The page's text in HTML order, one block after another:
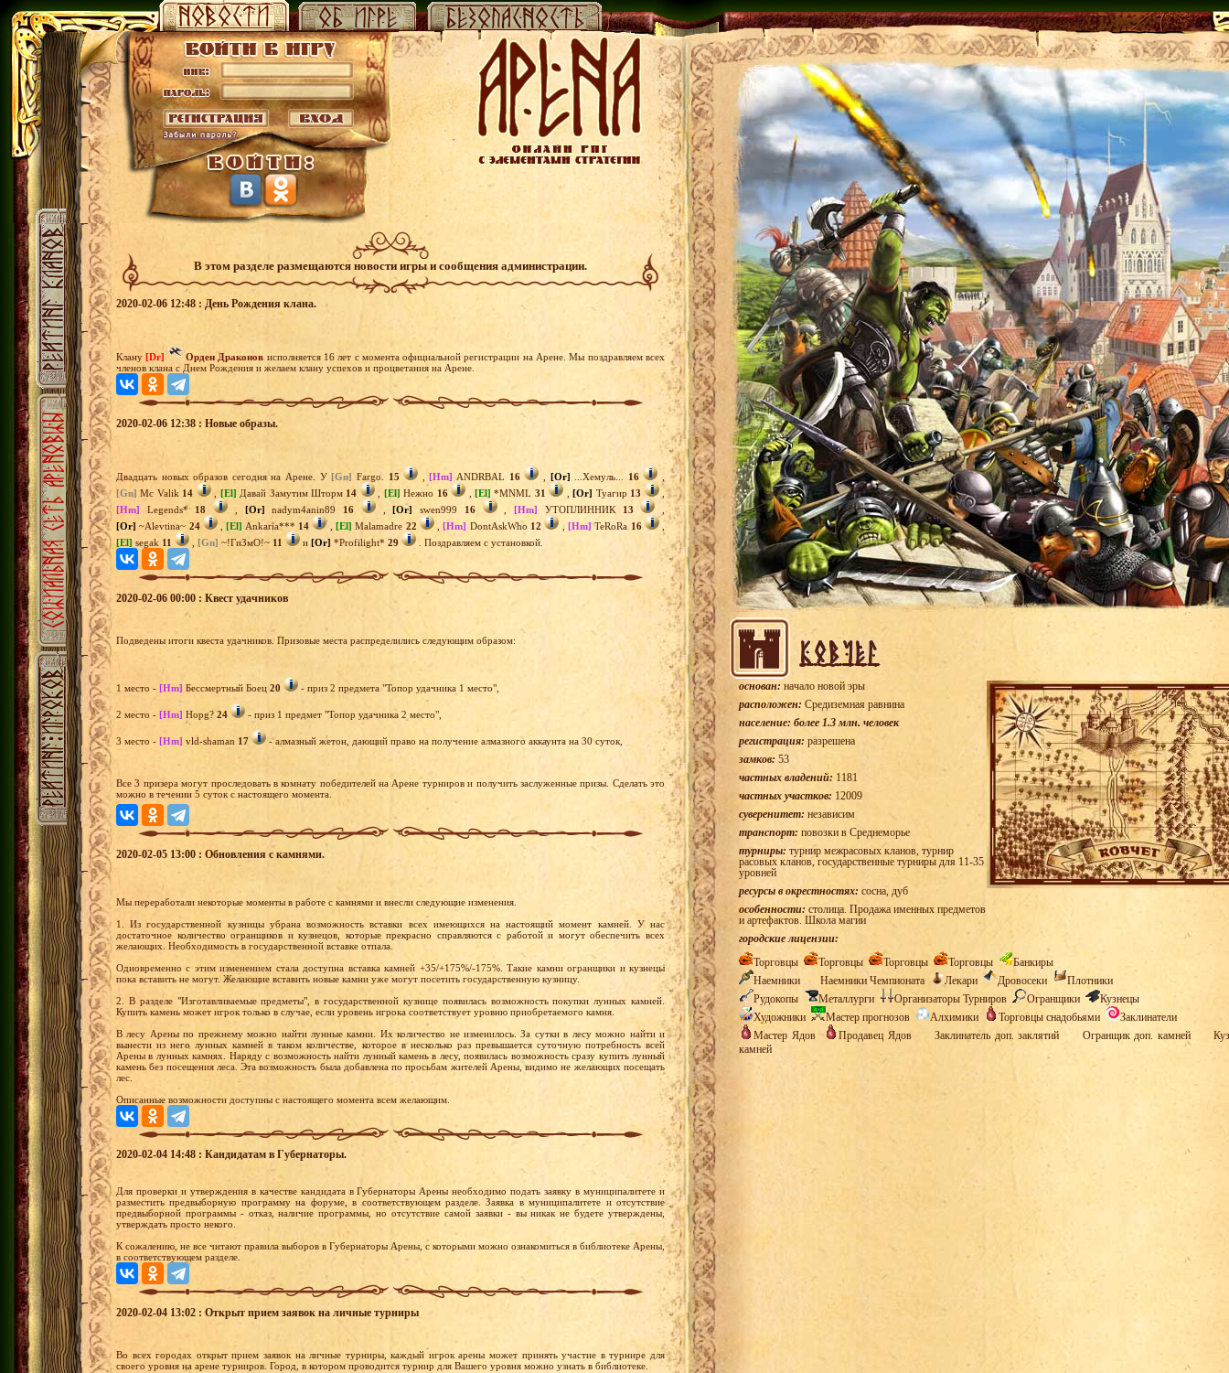
В этом разделе размещаются новости игры и сообщения администрации.
2020-02-06 12:48 : День Рождения клана.
Клану[Dr] Орден Драконов исполняется 16 лет с момента официальной регистрации на Арене. Мы поздравляем всех
членов клана с Днем Рождения и желаем клану успехов и процветания на Арене.
2020-02-06 12:38 : Новые образы.
Двадцать новых образов сегодня на Арене. У[Gn] Fargo. 15 ,[Hm] ANDRBAL 16 [Or] ...Хемуль... 16
[Gn] Mc Valik 14 , [El] Давай Замутим Шторм 14 , [El] Нежно 16 ,[El] *MNML 31 ,[Or] Туагир 13
,
[Hm] Legends* 18 [Or] nadym4anin89 16 ,[Or] swen999 16 ,[Hm] УТОПЛИННИК 13
[Or] ~Alevtina~ 24 ,[El] Ankaria*** 14 , [El] Malamadre 22 ,[Hm] DontAskWho 12 [Hm] TeRoRa 16
,
[El] segak 11 [Gn] ~!ГиЗмО!~ 11 и [Or] *Profilight* 29 . Поздравляем с установкой.
2020-02-06 00:00 : Квест удачников
Подведены итоги квеста удачников. Призовые места распределились следующим образом:
1 место - [Hm] Бессмертный Боец 20 - приз 2 предмета "Топор удачника 1 место",
2 место - [Hm] Hopg? 24 - приз 1 предмет "Топор удачника 2 место",
3 место - [Hm] vld-shaman 17 - алмазный жетон, дающий право на получение алмазного аккаунта на 30 суток,
Все 3 призера могут проследовать в комнату победителей на Арене турниров и получить заслуженные призы. Сделать это
можно в течении 5 суток с настоящего момента.
2020-02-05 13:00 : Обновления с камнями.
Мы переработали некоторые моменты в работе с камнями и внесли следующие изменения.
1. Из государственной кузницы убрана возможность вставки всех имеющихся на настоящий момент камней. У нас
достаточное количество огранщиков и кузнецов, которые прекрасно справляются с работой и могут обеспечить всех
желающих. Необходимость в государственной вставке отпала.
Одновременно с этим изменением стала доступна вставка камней +35/+175%/-175%. Такие камни огранщики и кузнецы
пока вставить не могут. Желающие вставить новые камни уже могут посетить государственную кузницу.
2. В разделе "Изготавливаемые предметы", в государственной кузнице появилась возможность покупки лунных камней.
Купить камень может игрок только в случае, если уровень игрока соответствует уровню приобретаемого камня.
В лесу Арены по прежнему можно найти лунные камни. Их количество не изменилось. За сутки в лесу можно найти и
вынести из него лунных камней в таком количестве, которое в несколько раз превышается суточную потребность всей
Арены в лунных камнях. Наряду с возможность найти лунный камень в лесу, появилась возможность сразу купить лунный
камень без посещения леса. Эта возможность была добавлена по просьбам жителей Арены, видимо не желающих посещать
лес.
Описанные возможности доступны с настоящего момента всем желающим.
2020-02-04 14:48 : Кандидатам в Губернаторы.
Для проверки и утверждения в качестве кандидата в Губернаторы Арены необходимо подать заявку в муниципалитете и
разместить предвыборную программу на форуме, в соответствующем разделе. Заявка в муниципалитете и отсутствие
предвыборной программы - отказ, наличие программы, но отсутствие самой заявки - вы никак не будете утверждены,
утверждать просто некого.
К сожалению, не все читают правила выборов в Губернаторы Арены, с которыми можно ознакомиться в библиотеке Арены,
в соответствующем разделе.
2020-02-04 13:02 : Открыт прием заявок на личные турниры
Во всех городах открыт прием заявок на личные турниры, каждый игрок арены может принять участие в турнире для
своего уровня на арене турниров. Город, в котором проводится турнир для Вашего уровня можно узнать в библиотеке.
основан: начало новой эры
расположен: Средиземная равнина
население: более 1.3 млн. человек
регистрация: разрешена
замков: 53
частных владений: 1181
частных участков: 12009
суверенитет: независим
транспорт: повозки в Среднеморье
турниры: турнир межрасовых кланов, турнир
расовых кланов, государственные турниры для 11-35
уровней
ресурсы в окрестностях: сосна, дуб
особенности: столица. Продажа именных предметов
и артефактов. Школа магии
городские лицензии:
Торговцы
Торговцы Торговцы Торговцы
Банкиры
Наемники
Наемники Чемпионата Лекари Дровосеки
Плотники
Рудокопы
Металлурги Организаторы Турниров Огранщики
Кузнецы
Художники
Мастер прогнозов Алхимики Торговцы снадобьями
Заклинатели
Мастер Ядов
Продавец Ядов Заклинатель доп. заклятий Огранщик доп. камней
камней